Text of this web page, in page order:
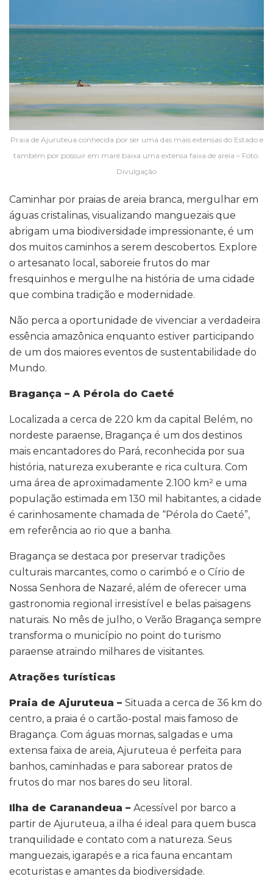
Praia de Ajuruteua conhecida por ser uma das mais extensas do Estado e
também por possuir em maré baixa uma extensa faixa de areia – Foto:
Divulgação
Caminhar por praias de areia branca, mergulhar em
águas cristalinas, visualizando manguezais que
abrigam uma biodiversidade impressionante, é um
dos muitos caminhos a serem descobertos. Explore
o artesanato local, saboreie frutos do mar
fresquinhos e mergulhe na história de uma cidade
que combina tradição e modernidade.
Não perca a oportunidade de vivenciar a verdadeira
essência amazônica enquanto estiver participando
de um dos maiores eventos de sustentabilidade do
Mundo.
Bragança – A Pérola do Caeté
Localizada a cerca de 220 km da capital Belém, no
nordeste paraense, Bragança é um dos destinos
mais encantadores do Pará, reconhecida por sua
história, natureza exuberante e rica cultura. Com
uma área de aproximadamente 2.100 km² e uma
população estimada em 130 mil habitantes, a cidade
é carinhosamente chamada de “Pérola do Caeté”,
em referência ao rio que a banha.
Bragança se destaca por preservar tradições
culturais marcantes, como o carimbó e o Círio de
Nossa Senhora de Nazaré, além de oferecer uma
gastronomia regional irresistível e belas paisagens
naturais. No mês de julho, o Verão Bragança sempre
transforma o município no point do turismo
paraense atraindo milhares de visitantes.
Atrações turísticas
Praia de Ajuruteua – Situada a cerca de 36 km do
centro, a praia é o cartão-postal mais famoso de
Bragança. Com águas mornas, salgadas e uma
extensa faixa de areia, Ajuruteua é perfeita para
banhos, caminhadas e para saborear pratos de
frutos do mar nos bares do seu litoral.
Ilha de Caranandeua – Acessível por barco a
partir de Ajuruteua, a ilha é ideal para quem busca
tranquilidade e contato com a natureza. Seus
manguezais, igarapés e a rica fauna encantam
ecoturistas e amantes da biodiversidade.